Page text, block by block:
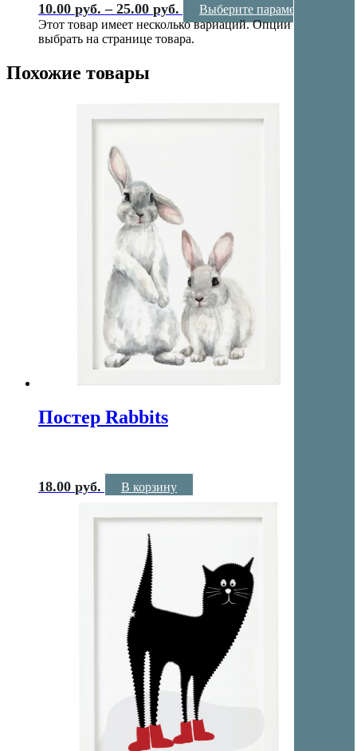
10.00 руб. – 25.00 руб.
Выберите параметры
Этот товар имеет несколько вариаций. Опции можно
выбрать на странице товара.
Похожие товары
Постер Rabbits
18.00 руб. В корзину